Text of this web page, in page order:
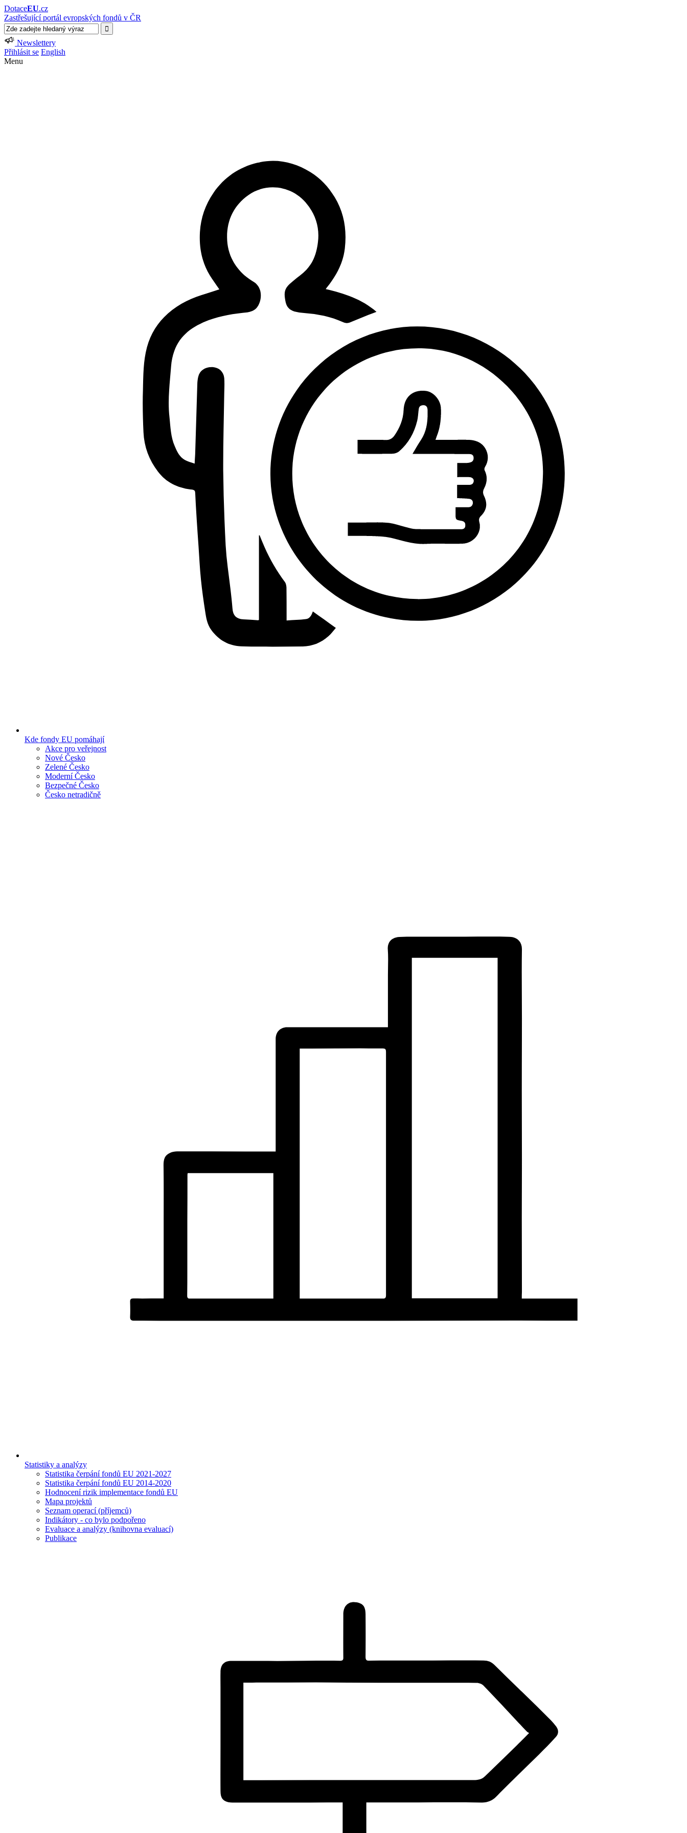
DotaceEU.cz
Zastřešující portál evropských fondů v ČR
Newslettery
Přihlásit se English
Menu
Kde fondy EU pomáhají
Akce pro veřejnost
Nové Česko
Zelené Česko
Moderní Česko
Bezpečné Česko
Česko netradičně
Statistiky a analýzy
Statistika čerpání fondů EU 2021-2027
Statistika čerpání fondů EU 2014-2020
Hodnocení rizik implementace fondů EU
Mapa projektů
Seznam operací (příjemců)
Indikátory - co bylo podpořeno
Evaluace a analýzy (knihovna evaluací)
Publikace